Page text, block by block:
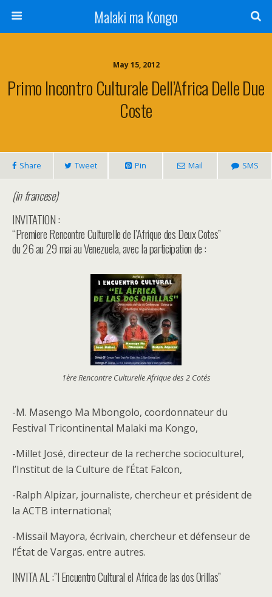
Malaki ma Kongo
May 15, 2012
Primo Incontro Culturale Dell’Africa Delle Due
Coste
Share Tweet Pin Mail SMS
(in francese)
INVITATION :
“Premiere Rencontre Culturelle de l’Afrique des Deux Cotes”
du 26 au 29 mai au Venezuela, avec la participation de :
1ère Rencontre Culturelle Afrique des 2 Cotés
-M. Masengo Ma Mbongolo, coordonnateur du
Festival Tricontinental Malaki ma Kongo,
-Millet José, directeur de la recherche socioculturel,
l’Institut de la Culture de l’État Falcon,
-Ralph Alpizar, journaliste, chercheur et président de
la ACTB international;
-Missaïl Mayora, écrivain, chercheur et défenseur de
l’État de Vargas. entre autres.
INVITA AL :”I Encuentro Cultural el Africa de las dos Orillas”